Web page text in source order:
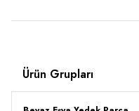
Ürün Grupları